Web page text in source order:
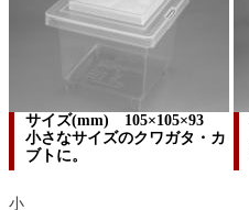
サイズ(mm) 105×105×93
小さなサイズのクワガタ・カ
ブトに。
小